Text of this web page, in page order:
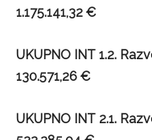
1.175.141,32 €
UKUPNO INT 1.2.
130.571,26 €
UKUPNO INT 2.1.